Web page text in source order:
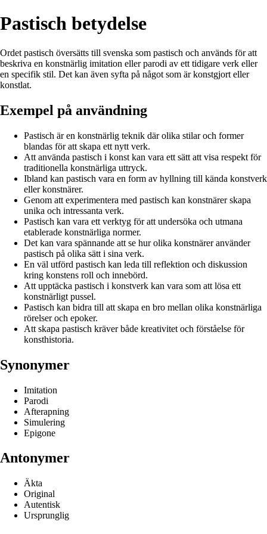
Pastisch betydelse
Ordet pastisch översätts till svenska som pastisch och används för att
beskriva en konstnärlig imitation eller parodi av ett tidigare verk eller
en specifik stil. Det kan även syfta på något som är konstgjort eller
konstlat.
Exempel på användning
Pastisch är en konstnärlig teknik där olika stilar och former
blandas för att skapa ett nytt verk.
Att använda pastisch i konst kan vara ett sätt att visa respekt för
traditionella konstnärliga uttryck.
Ibland kan pastisch vara en form av hyllning till kända konstverk
eller konstnärer.
Genom att experimentera med pastisch kan konstnärer skapa
unika och intressanta verk.
Pastisch kan vara ett verktyg för att undersöka och utmana
etablerade konstnärliga normer.
Det kan vara spännande att se hur olika konstnärer använder
pastisch på olika sätt i sina verk.
En väl utförd pastisch kan leda till reflektion och diskussion
kring konstens roll och innebörd.
Att upptäcka pastisch i konstverk kan vara som att lösa ett
konstnärligt pussel.
Pastisch kan bidra till att skapa en bro mellan olika konstnärliga
rörelser och epoker.
Att skapa pastisch kräver både kreativitet och förståelse för
konsthistoria.
Synonymer
Imitation
Parodi
Afterapning
Simulering
Epigone
Antonymer
Äkta
Original
Autentisk
Ursprunglig